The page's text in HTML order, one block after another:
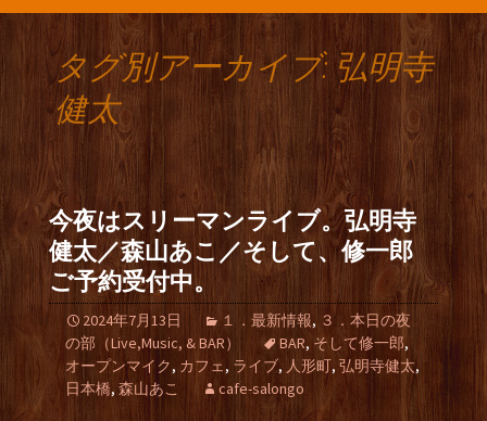
タグ別アーカイブ: 弘明寺
健太
今夜はスリーマンライブ。弘明寺
健太／森山あこ／そして、修一郎
ご予約受付中。
2024年7月13日 １．最新情報, ３．本日の夜
の部（Live,Music, & BAR）
BAR, そして修一郎,
オープンマイク, カフェ, ライブ, 人形町, 弘明寺健太,
日本橋,森山あこ cafe-salongo